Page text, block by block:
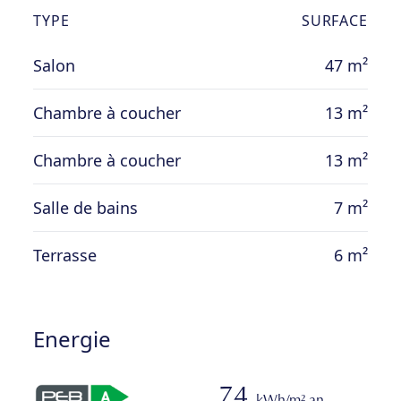
Loyer 1175€
EDL entrée et sortie 275€
Charges : provisions de 100€ pour les
charges communes
TYPE SURFACE
Salon 47 m²
Chambre à coucher 13 m²
Chambre à coucher 13 m²
Salle de bains 7 m²
Terrasse 6 m²
Energie